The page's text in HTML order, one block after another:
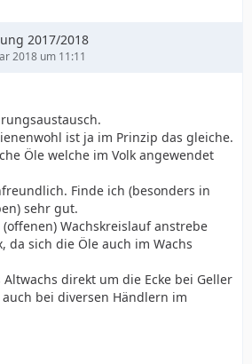
2017/2018
2018 um 11:11
ist ja im Prinzip das gleiche.
Öle welche im Volk angewendet
Finde ich (besonders in
sehr gut.
Wachskreislauf anstrebe
da sich die Öle auch im Wachs
direkt um die Ecke bei Geller
bei diversen Händlern im